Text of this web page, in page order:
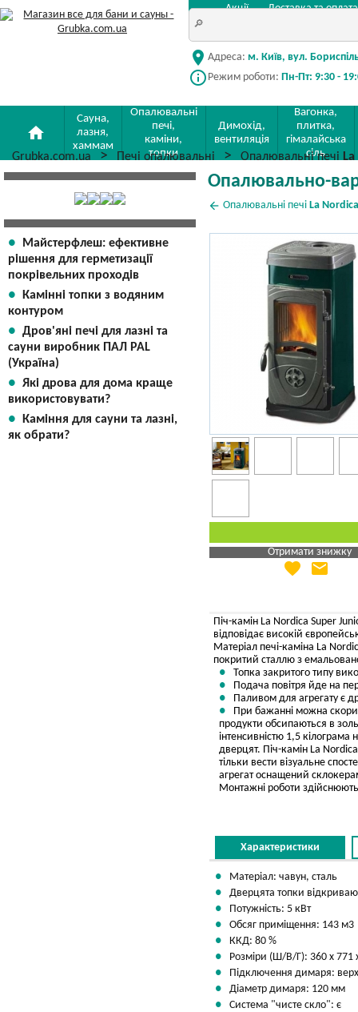
Акції Доставка та оплата
location_on Адреса: м. Київ, вул.
info_outline Режим роботи: Пн-Пт: 9:30 -
home
Сауна,
лазня,
хаммам
Опалювальні
печі,
каміни,
топки
Димохід,
вентиляція
Вагонка,
плитка,
гімалайська
сіль
Grubka.com.ua Печі опалювальні Опалювальні печі
Майстерфлеш: ефективне
рішення для герметизації
покрівельних проходів
Камінні топки з водяним
контуром
Дров'яні печі для лазні та
сауни виробник ПАЛ PAL
(Україна)
Які дрова для дома краще
використовувати?
Каміння для сауни та лазні,
як обрати?
Опалювально-
arrow_back Опалювальні печі La Nordica
Отримати знижку
Яка Ваша ціна
favorite email
Піч-камін La Nordica Super
відповідає високій
Матеріал печі-каміна La
покритий сталлю з
Топка закритого типу
Подача повітря йде на
Паливом для агрегату є
При бажанні можна
продукти обсипаються в
інтенсивністю 1,5
дверцят. Піч-камін La
тільки вести візуальне
агрегат оснащений
Монтажні роботи
Характеристики
Матеріал: чавун, сталь
Дверцята топки
Потужність: 5 кВт
Обсяг приміщення: 143 м3
ККД: 80 %
Розміри (Ш/В/Г): 360 х 771
Підключення димаря:
Діаметр димаря: 120 мм
Система "чисте скло": є